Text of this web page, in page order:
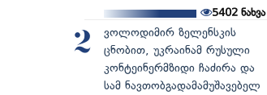
5402 ნახვა
2
ვოლოდიმირ ზელენსკის
ცნობით, უკრაინამ რუსული
კონტეინერმზიდი ჩაძირა და
სამ ნავთობგადამამუშავებელ